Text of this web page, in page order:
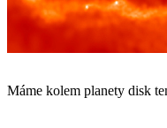
Máme kolem planety disk